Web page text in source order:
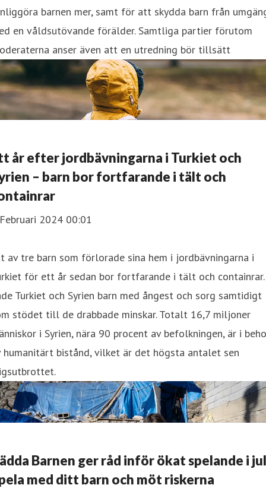
barnen mer, samt för att skydda barn från
en våldsutövande förälder. Samtliga partier förutom
anser även att en utredning bör tillsätt
år efter jordbävningarna i Turkiet och
– barn bor fortfarande i tält och
2024 00:01
av tre barn som förlorade sina hem i jordbävningarna i
för ett år sedan bor fortfarande i tält och
Turkiet och Syrien barn med ångest och sorg samtidigt
stödet till de drabbade minskar. Totalt 16,7 miljoner
i Syrien, nära 90 procent av befolkningen, är i
humanitärt bistånd, vilket är det högsta antalet sen
Barnen ger råd inför ökat spelande i
med ditt barn och möt riskerna